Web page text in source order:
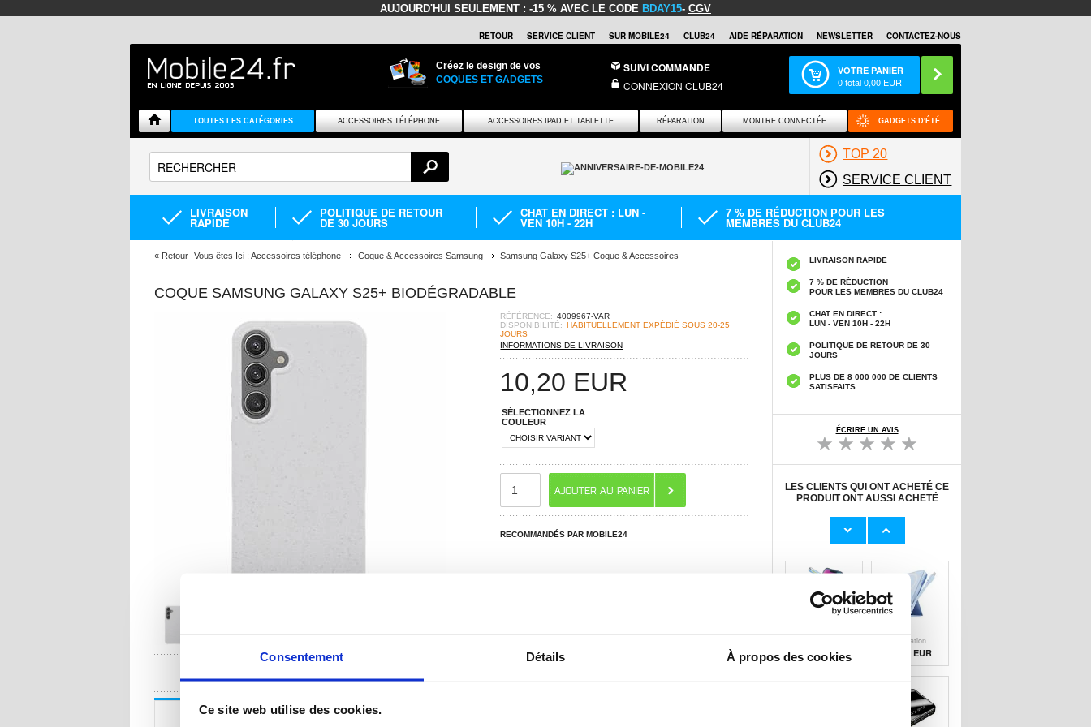
Consentement Détails À propos des cookies
Ce site web utilise des cookies.
AUJOURD'HUI SEULEMENT : -15 % AVEC LE CODE BDAY15- CGV
RETOUR SERVICE CLIENT SUR MOBILE24 CLUB24 AIDE RÉPARATION NEWSLETTER CONTACTEZ-NOUS
Créez le design de vos
COQUES ET GADGETS
SUIVI COMMANDE
CONNEXION CLUB24
VOTRE PANIER
0total0,00 EUR
TOUTES LES CATÉGORIES ACCESSOIRES TÉLÉPHONE ACCESSOIRES IPAD ET TABLETTE RÉPARATION MONTRE CONNECTÉE GADGETS D'ÉTÉ
TOP 20
SERVICE CLIENT
LIVRAISON
RAPIDE
POLITIQUE DE RETOUR
DE 30 JOURS
CHAT EN DIRECT : LUN -
VEN 10H - 22H
7 % DE RÉDUCTION POUR LES
MEMBRES DU CLUB24
« Retour Vous êtes Ici : Accessoires téléphone Coque & Accessoires Samsung Samsung Galaxy S25+ Coque & Accessoires
COQUE SAMSUNG GALAXY S25+ BIODÉGRADABLE
RÉFÉRENCE: 4009967-VAR
DISPONIBILITÉ: HABITUELLEMENT EXPÉDIÉ SOUS 20-25
JOURS
INFORMATIONS DE LIVRAISON
10,20 EUR
SÉLECTIONNEZ LA
COULEUR
RECOMMANDÉS PAR MOBILE24
Description
LIVRAISON RAPIDE
7 % DE RÉDUCTION
POUR LES MEMBRES DU CLUB24
CHAT EN DIRECT :
LUN - VEN 10H - 22H
POLITIQUE DE RETOUR DE 30
JOURS
PLUS DE 8 000 000 DE CLIENTS
SATISFAITS
ÉCRIRE UN AVIS
LES CLIENTS QUI ONT ACHETÉ CE
PRODUIT ONT AUSSI ACHETÉ
Adaptateur
Câble Apple
11,50 EUR
10,20 EUR
d'alimentation
29,50 EUR